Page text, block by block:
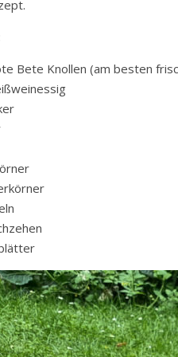
Bete Knollen (am besten